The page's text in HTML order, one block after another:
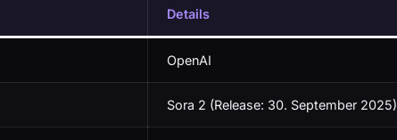
Details
OpenAI
Sora 2 (Release: 30. September 2025)